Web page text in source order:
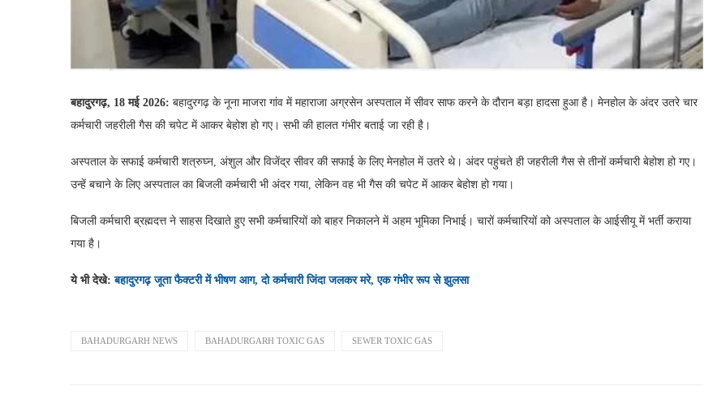
बहादुरगढ़, 18 मई 2026: बहादुरगढ़ के नूना माजरा गांव में महाराजा अग्रसेन अस्पताल में सीवर साफ करने के दौरान बड़ा हादसा हुआ है। मेनहोल के अंदर उतरे चार
कर्मचारी जहरीली गैस की चपेट में आकर बेहोश हो गए। सभी की हालत गंभीर बताई जा रही है।
अस्पताल के सफाई कर्मचारी शत्रुघ्न, अंशुल और विजेंद्र सीवर की सफाई के लिए मेनहोल में उतरे थे। अंदर पहुंचते ही जहरीली गैस से तीनों कर्मचारी बेहोश हो गए।
उन्हें बचाने के लिए अस्पताल का बिजली कर्मचारी भी अंदर गया, लेकिन वह भी गैस की चपेट में आकर बेहोश हो गया।
बिजली कर्मचारी ब्रह्मदत्त ने साहस दिखाते हुए सभी कर्मचारियों को बाहर निकालने में अहम भूमिका निभाई। चारों कर्मचारियों को अस्पताल के आईसीयू में भर्ती कराया
गया है।
ये भी देखे: बहादुरगढ़ जूता फैक्टरी में भीषण आग, दो कर्मचारी जिंदा जलकर मरे, एक गंभीर रूप से झुलसा
BAHADURGARH NEWS BAHADURGARH TOXIC GAS SEWER TOXIC GAS